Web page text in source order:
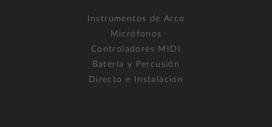
Instrumentos de Arco
Micrófonos
Controladores MIDI
Batería y Percusión
Directo e Instalación